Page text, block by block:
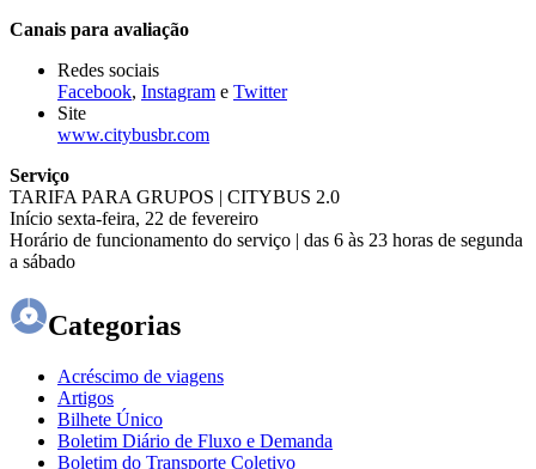
Canais para avaliação
Redes sociais
Facebook, Instagram e Twitter
Site
www.citybusbr.com
Serviço
TARIFA PARA GRUPOS | CITYBUS 2.0
Início sexta-feira, 22 de fevereiro
Horário de funcionamento do serviço | das 6 às 23 horas de segunda
a sábado
Categorias
Acréscimo de viagens
Artigos
Bilhete Único
Boletim Diário de Fluxo e Demanda
Boletim do Transporte Coletivo